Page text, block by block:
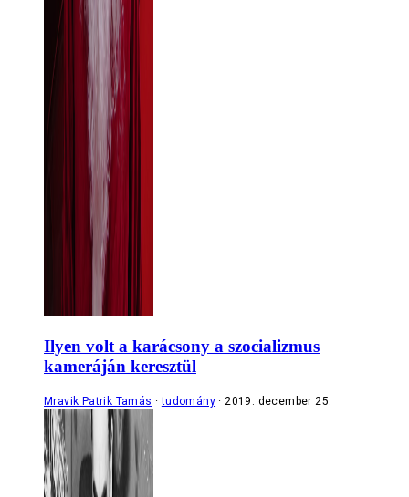
Ilyen volt a karácsony a szocializmus
kameráján keresztül
Mravik Patrik Tamás tudomány 2019. december 25.